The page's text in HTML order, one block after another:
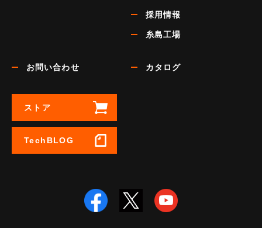
採用情報
糸島工場
お問い合わせ カタログ
ストア
TechBLOG